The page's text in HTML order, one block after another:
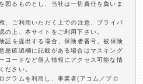
図るものとし、当社は一切責任を負いま
、ご利用いただく上での注意、プライバ
の上、本サイトをご利用下さい。
証を提出する場合、保険者番号、被保険
思確認欄に記載がある場合はマスキング
コードなど個人情報にアクセス可能な情
ださい。
グラムを利用し、事業者(アコム／プロ